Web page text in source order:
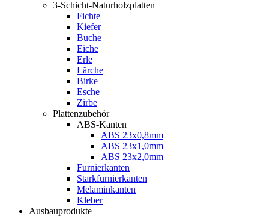
3-Schicht-Naturholzplatten
Fichte
Kiefer
Buche
Eiche
Erle
Lärche
Birke
Esche
Zirbe
Plattenzubehör
ABS-Kanten
ABS 23x0,8mm
ABS 23x1,0mm
ABS 23x2,0mm
Furnierkanten
Starkfurnierkanten
Melaminkanten
Kleber
Ausbauprodukte